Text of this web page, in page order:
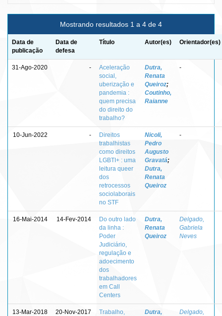
Mostrando resultados 1 a 4 de 4
Data de
publicação
Data de
defesa
Título Autor(es) Orientador(es)
31-Ago-2020 -
Aceleração
social,
uberização e
pandemia :
quem precisa
do direito do
trabalho?
Dutra,
Renata
Queiroz;
Coutinho,
Raianne
-
10-Jun-2022 -
Direitos
trabalhistas
como direitos
LGBTI+ : uma
leitura queer
dos
retrocessos
sociolaborais
no STF
Nicoli,
Pedro
Augusto
Gravatá;
Dutra,
Renata
Queiroz
-
16-Mai-2014 14-Fev-2014
Do outro lado
da linha :
Poder
Judiciário,
regulação e
adoecimento
dos
trabalhadores
em Call
Centers
Dutra,
Renata
Queiroz
Delgado,
Gabriela
Neves
13-Mar-2018 20-Nov-2017
Trabalho,
Dutra,
Delgado,